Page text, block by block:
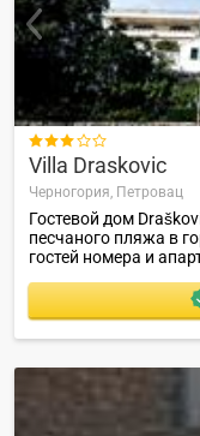

Villa Draskovic
Черногория, Петровац
Гостевой дом
песчаного пляжа в
гостей номера и